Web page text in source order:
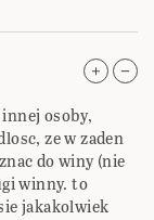
osoby,
ze w zaden
do winy (nie
winny. to
jakakolwiek